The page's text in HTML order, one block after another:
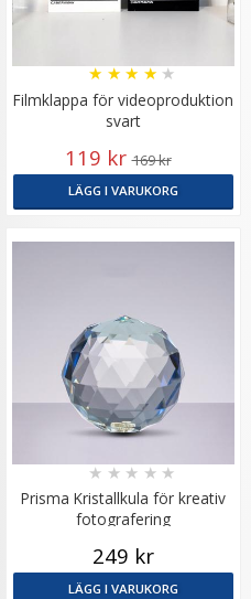
Filmklappa för videoproduktion
svart
★★★★★
119 kr 169 kr
LÄGG I VARUKORG
Prisma Kristallkula för kreativ
fotografering
★★★★★
249 kr
LÄGG I VARUKORG